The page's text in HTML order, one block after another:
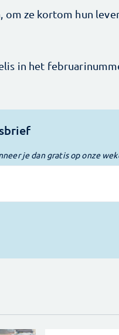
ze kortom hun
in het
je dan gratis op onze